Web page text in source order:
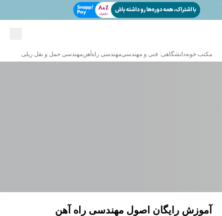
مکتب خونهدانشگاهی: فنی و مهندسیمهندسی راه‌آهنمهندسی حمل و نقل ریلی
آموزش رایگان اصول مهندسی راه آهن